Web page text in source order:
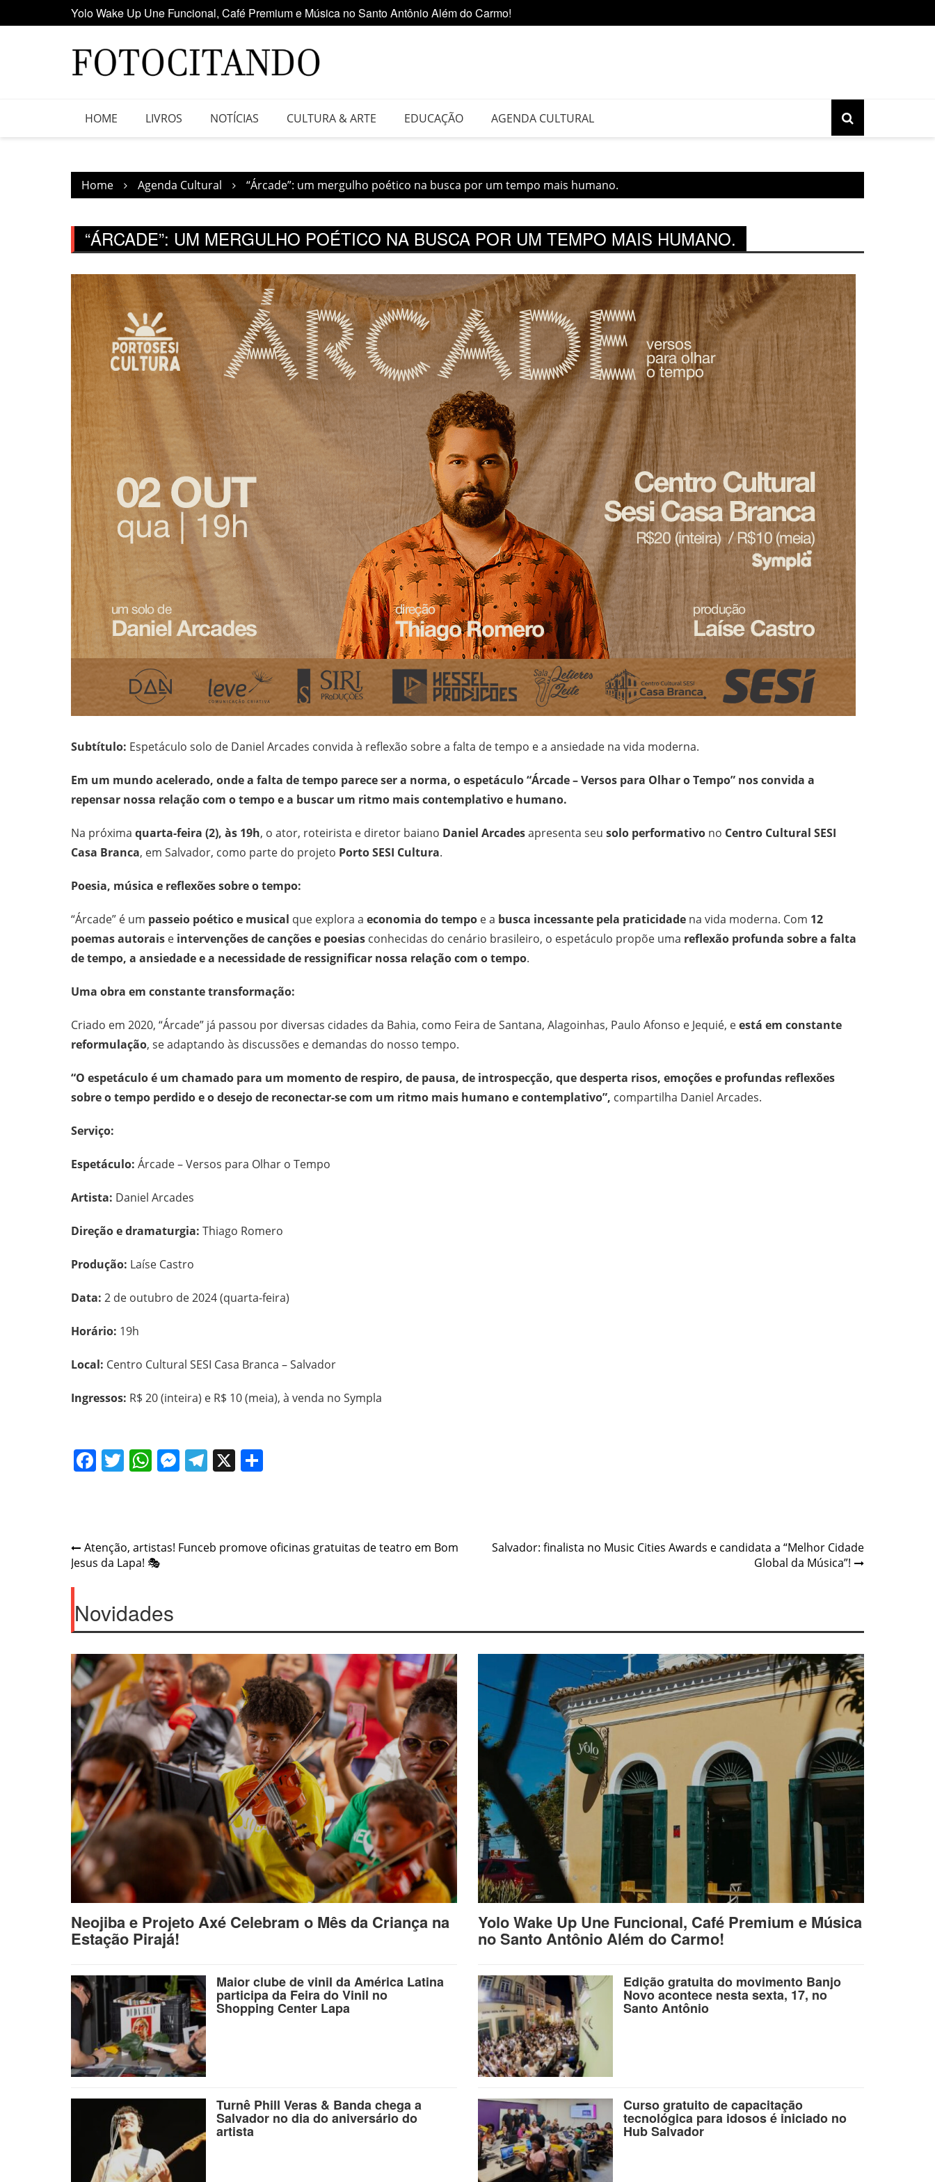
to
Maior clube de vinil da América Latina participa da Feira do Vinil no Shopping Center Lapa
HOME LIVROS NOTÍCIAS CULTURA & ARTE EDUCAÇÃO AGENDA CULTURAL
Home Agenda Cultural “Árcade”: um mergulho poético na busca por um tempo mais humano.
“ÁRCADE”: UM MERGULHO POÉTICO NA BUSCA POR UM TEMPO MAIS HUMANO.
Subtítulo: Espetáculo solo de Daniel Arcades convida à reflexão sobre a falta de tempo e a ansiedade na vida moderna.
Em um mundo acelerado, onde a falta de tempo parece ser a norma, o espetáculo “Árcade – Versos para Olhar o Tempo” nos convida a
repensar nossa relação com o tempo e a buscar um ritmo mais contemplativo e humano.
Na próxima quarta-feira (2), às 19h, o ator, roteirista e diretor baiano Daniel Arcadesapresenta seu solo performativo no Centro Cultural SESI
Casa Branca, em Salvador, como parte do projeto Porto SESI Cultura.
Poesia, música e reflexões sobre o tempo:
“Árcade” é um passeio poético e musical que explora a economia do tempo e a busca incessante pela praticidade na vida moderna. Com 12
poemas autorais e intervenções de canções e poesias conhecidas do cenário brasileiro, o espetáculo propõe uma reflexão profunda sobre a falta
de tempo, a ansiedade e a necessidade de ressignificar nossa relação com o tempo.
Uma obra em constante transformação:
Criado em 2020, “Árcade” já passou por diversas cidades da Bahia, como Feira de Santana, Alagoinhas, Paulo Afonso e Jequié, eestá em constante
reformulação, se adaptando às discussões e demandas do nosso tempo.
“O espetáculo é um chamado para um momento de respiro, de pausa, de introspecção, que desperta risos, emoções e profundas reflexões
sobre o tempo perdido e o desejo de reconectar-se com um ritmo mais humano e contemplativo”, compartilha Daniel Arcades.
Serviço:
Espetáculo: Árcade – Versos para Olhar o Tempo
Artista: Daniel Arcades
Direção e dramaturgia: Thiago Romero
Produção: Laíse Castro
Data: 2 de outubro de 2024 (quarta-feira)
Horário: 19h
Local: Centro Cultural SESI Casa Branca – Salvador
Ingressos: R$ 20 (inteira) e R$ 10 (meia), à venda no Sympla
Facebook
Twitter
WhatsApp
Messenger
Telegram
X
Post
navigation
Atenção, artistas! Funceb promove oficinas gratuitas de teatro em Bom
Jesus da Lapa! 🎭
Salvador: finalista no Music Cities Awards e candidata a “Melhor Cidade
Global da Música”!
Novidades
Neojiba e Projeto Axé Celebram o Mês da Criança na
Estação Pirajá!
Yolo Wake Up Une Funcional, Café Premium e Música
no Santo Antônio Além do Carmo!
Maior clube de vinil da América Latina
participa da Feira do Vinil no
Shopping Center Lapa
Edição gratuita do movimento Banjo
Novo acontece nesta sexta, 17, no
Santo Antônio
Turnê Phill Veras & Banda chega a
Salvador no dia do aniversário do
artista
Curso gratuito de capacitação
tecnológica para idosos é iniciado no
Hub Salvador